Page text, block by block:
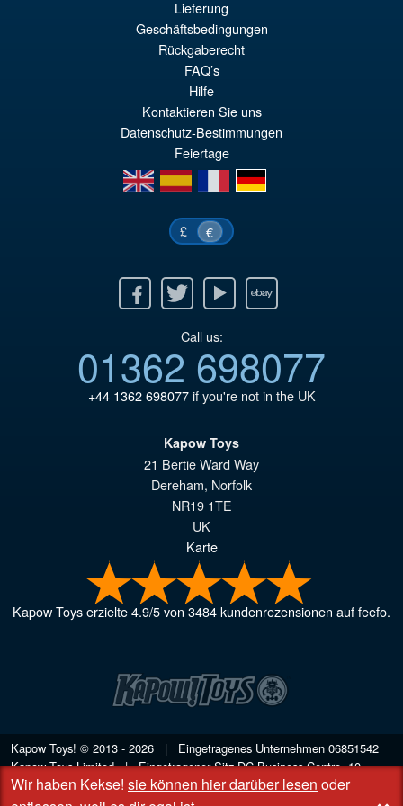
PRÉ COMMANDE
Lieferung
Geschäftsbedingungen
Rückgaberecht
FAQ’s
Hilfe
Kontaktieren Sie uns
Datenschutz-Bestimmungen
Feiertage
en
es fr de
£ €
Twitter Youtube Ebay
Call us:
01362 698077
+44 1362 698077if you're not in the UK
Kapow Toys
21 Bertie Ward Way
Dereham, Norfolk
NR19 1TE
UK
Karte
Kapow Toyserzielte4.9/5von3484kundenrezensionen auf feefo.
Kapow Toys! © 2013 - 2026 | Eingetragenes Unternehmen 06851542
Kapow Toys Limited | Eingetragener Sitz DC Business Centre, 10
Charles Wood Rd, Rash's Green, Dereham, Norfolk NR19 1SX | VAT
GB 948221025
Wir haben Kekse! sie können hier darüber lesen oder